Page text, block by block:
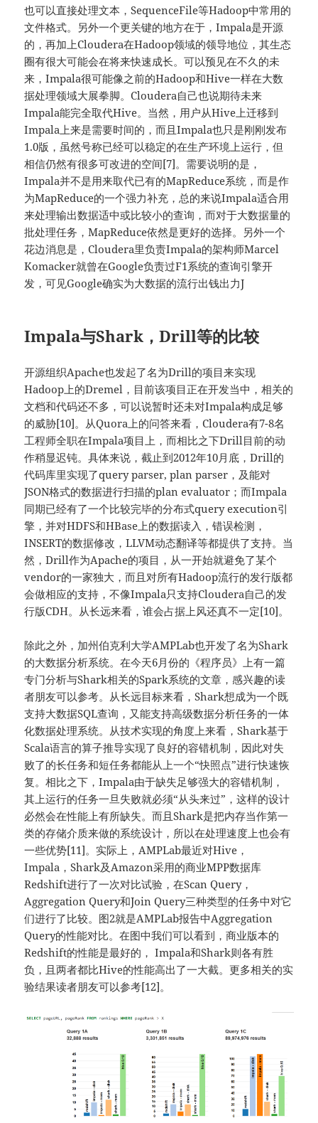
也可以直接处理文本，SequenceFile等Hadoop中常用的
文件格式。另外一个更关键的地方在于，Impala是开源
的，再加上Cloudera在Hadoop领域的领导地位，其生态
圈有很大可能会在将来快速成长。可以预见在不久的未
来，Impala很可能像之前的Hadoop和Hive一样在大数
据处理领域大展拳脚。Cloudera自己也说期待未来
Impala能完全取代Hive。当然，用户从Hive上迁移到
Impala上来是需要时间的，而且Impala也只是刚刚发布
1.0版，虽然号称已经可以稳定的在生产环境上运行，但
相信仍然有很多可改进的空间[7]。需要说明的是，
Impala并不是用来取代已有的MapReduce系统，而是作
为MapReduce的一个强力补充，总的来说Impala适合用
来处理输出数据适中或比较小的查询，而对于大数据量的
批处理任务，MapReduce依然是更好的选择。另外一个
花边消息是，Cloudera里负责Impala的架构师Marcel
Komacker就曾在Google负责过F1系统的查询引擎开
发，可见Google确实为大数据的流行出钱出力J
Impala与Shark，Drill等的比较
开源组织Apache也发起了名为Drill的项目来实现
Hadoop上的Dremel，目前该项目正在开发当中，相关的
文档和代码还不多，可以说暂时还未对Impala构成足够
的威胁[10]。从Quora上的问答来看，Cloudera有7-8名
工程师全职在Impala项目上，而相比之下Drill目前的动
作稍显迟钝。具体来说，截止到2012年10月底，Drill的
代码库里实现了query parser, plan parser，及能对
JSON格式的数据进行扫描的plan evaluator；而Impala
同期已经有了一个比较完毕的分布式query execution引
擎，并对HDFS和HBase上的数据读入，错误检测，
INSERT的数据修改，LLVM动态翻译等都提供了支持。当
然，Drill作为Apache的项目，从一开始就避免了某个
vendor的一家独大，而且对所有Hadoop流行的发行版都
会做相应的支持，不像Impala只支持Cloudera自己的发
行版CDH。从长远来看，谁会占据上风还真不一定[10]。
除此之外，加州伯克利大学AMPLab也开发了名为Shark
的大数据分析系统。在今天6月份的《程序员》上有一篇
专门分析与Shark相关的Spark系统的文章，感兴趣的读
者朋友可以参考。从长远目标来看，Shark想成为一个既
支持大数据SQL查询，又能支持高级数据分析任务的一体
化数据处理系统。从技术实现的角度上来看，Shark基于
Scala语言的算子推导实现了良好的容错机制，因此对失
败了的长任务和短任务都能从上一个“快照点”进行快速恢
复。相比之下，Impala由于缺失足够强大的容错机制，
其上运行的任务一旦失败就必须“从头来过”，这样的设计
必然会在性能上有所缺失。而且Shark是把内存当作第一
类的存储介质来做的系统设计，所以在处理速度上也会有
一些优势[11]。实际上，AMPLab最近对Hive，
Impala，Shark及Amazon采用的商业MPP数据库
Redshift进行了一次对比试验，在Scan Query，
Aggregation Query和Join Query三种类型的任务中对它
们进行了比较。图2就是AMPLab报告中Aggregation
Query的性能对比。在图中我们可以看到，商业版本的
Redshift的性能是最好的， Impala和Shark则各有胜
负，且两者都比Hive的性能高出了一大截。更多相关的实
验结果读者朋友可以参考[12]。